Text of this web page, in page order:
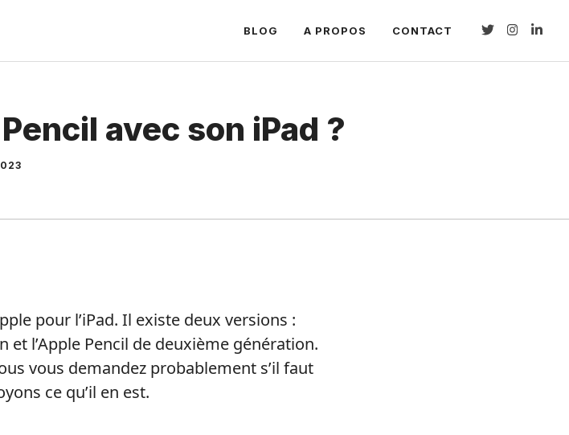
BLOG A PROPOS CONTACT
avec son iPad ?
pour l’iPad. Il existe deux versions :
et l’Apple Pencil de deuxième génération.
vous demandez probablement s’il faut
ce qu’il en est.